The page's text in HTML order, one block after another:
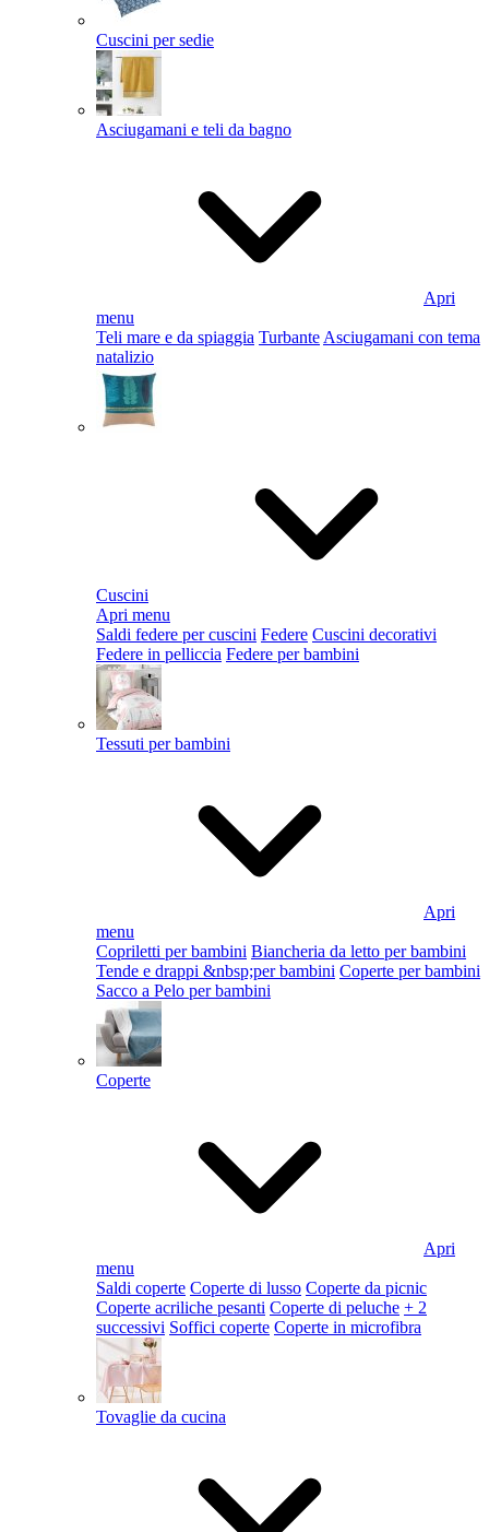
Cuscini per sedie
Asciugamani e teli da bagno
Apri
menu
Teli mare e da spiaggia Turbante Asciugamani con tema
natalizio
Cuscini
Apri menu
Saldi federe per cuscini Federe Cuscini decorativi
Federe in pelliccia Federe per bambini
Tessuti per bambini
Apri
menu
Copriletti per bambini Biancheria da letto per bambini
Tende e drappi &nbsp;per bambini Coperte per bambini
Sacco a Pelo per bambini
Coperte
Apri
menu
Saldi coperte Coperte di lusso Coperte da picnic
Coperte acriliche pesanti Coperte di peluche + 2
successivi Soffici coperte Coperte in microfibra
Tovaglie da cucina